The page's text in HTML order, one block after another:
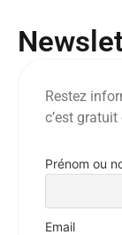
Restez
c’est gratuit
Prénom ou
Email